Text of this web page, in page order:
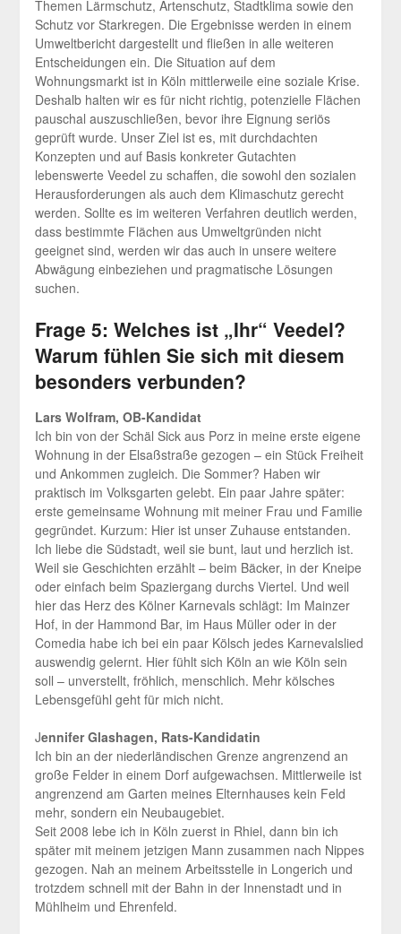
Themen Lärmschutz, Artenschutz, Stadtklima sowie den
Schutz vor Starkregen. Die Ergebnisse werden in einem
Umweltbericht dargestellt und fließen in alle weiteren
Entscheidungen ein. Die Situation auf dem
Wohnungsmarkt ist in Köln mittlerweile eine soziale Krise.
Deshalb halten wir es für nicht richtig, potenzielle Flächen
pauschal auszuschließen, bevor ihre Eignung seriös
geprüft wurde. Unser Ziel ist es, mit durchdachten
Konzepten und auf Basis konkreter Gutachten
lebenswerte Veedel zu schaffen, die sowohl den sozialen
Herausforderungen als auch dem Klimaschutz gerecht
werden. Sollte es im weiteren Verfahren deutlich werden,
dass bestimmte Flächen aus Umweltgründen nicht
geeignet sind, werden wir das auch in unsere weitere
Abwägung einbeziehen und pragmatische Lösungen
suchen.
Frage 5: Welches ist „Ihr“ Veedel?
Warum fühlen Sie sich mit diesem
besonders verbunden?
Lars Wolfram, OB-Kandidat
Ich bin von der Schäl Sick aus Porz in meine erste eigene
Wohnung in der Elsaßstraße gezogen – ein Stück Freiheit
und Ankommen zugleich. Die Sommer? Haben wir
praktisch im Volksgarten gelebt. Ein paar Jahre später:
erste gemeinsame Wohnung mit meiner Frau und Familie
gegründet. Kurzum: Hier ist unser Zuhause entstanden.
Ich liebe die Südstadt, weil sie bunt, laut und herzlich ist.
Weil sie Geschichten erzählt – beim Bäcker, in der Kneipe
oder einfach beim Spaziergang durchs Viertel. Und weil
hier das Herz des Kölner Karnevals schlägt: Im Mainzer
Hof, in der Hammond Bar, im Haus Müller oder in der
Comedia habe ich bei ein paar Kölsch jedes Karnevalslied
auswendig gelernt. Hier fühlt sich Köln an wie Köln sein
soll – unverstellt, fröhlich, menschlich. Mehr kölsches
Lebensgefühl geht für mich nicht.
Jennifer Glashagen, Rats-Kandidatin
Ich bin an der niederländischen Grenze angrenzend an
große Felder in einem Dorf aufgewachsen. Mittlerweile ist
angrenzend am Garten meines Elternhauses kein Feld
mehr, sondern ein Neubaugebiet.
Seit 2008 lebe ich in Köln zuerst in Rhiel, dann bin ich
später mit meinem jetzigen Mann zusammen nach Nippes
gezogen. Nah an meinem Arbeitsstelle in Longerich und
trotzdem schnell mit der Bahn in der Innenstadt und in
Mühlheim und Ehrenfeld.